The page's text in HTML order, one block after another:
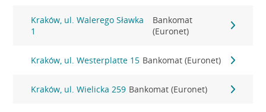
Kraków, ul. Walerego Sławka
1
Bankomat
(Euronet)
Kraków, ul. Westerplatte 15 Bankomat (Euronet)
Kraków, ul. Wielicka 259 Bankomat (Euronet)